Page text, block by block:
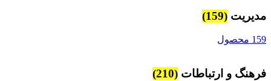
مديريت (159)
159 محصول
فرهنگ و ارتباطات (210)